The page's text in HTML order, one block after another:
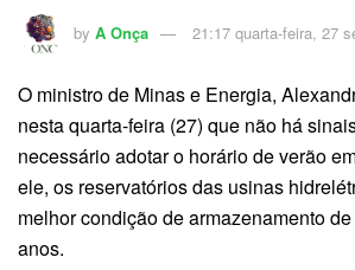
by A Onça 21:17 quarta-feira, 27
O ministro de Minas e Energia,
nesta quarta-feira (27) que não há
necessário adotar o horário de verão
ele, os reservatórios das usinas
melhor condição de armazenamento
anos.